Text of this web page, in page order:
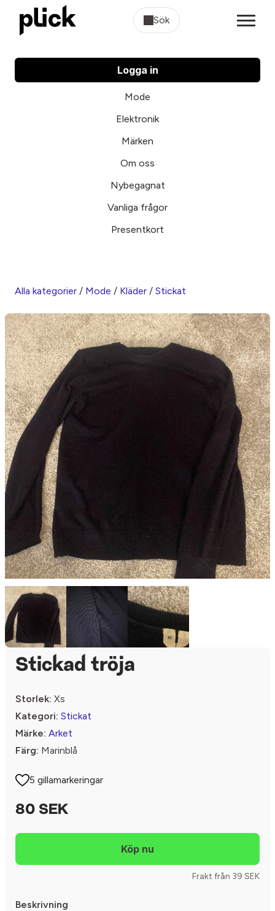
Sök
Logga in
Mode
Elektronik
Märken
Om oss
Nybegagnat
Vanliga frågor
Presentkort
Alla kategorier / Mode / Kläder / Stickat
Stickad tröja
Storlek: Xs
Kategori: Stickat
Märke: Arket
Färg: Marinblå
5 gillamarkeringar
80 SEK
Frakt från 39 SEK
Beskrivning